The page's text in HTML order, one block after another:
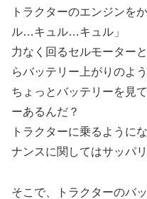
トラクターのエンジンを
ル…キュル…キュル」
力なく回るセルモーター
らバッテリー上がりのよう
ちょっとバッテリーを見
ーあるんだ？
トラクターに乗るように
ナンスに関してはサッパリ
そこで、トラクターのバ